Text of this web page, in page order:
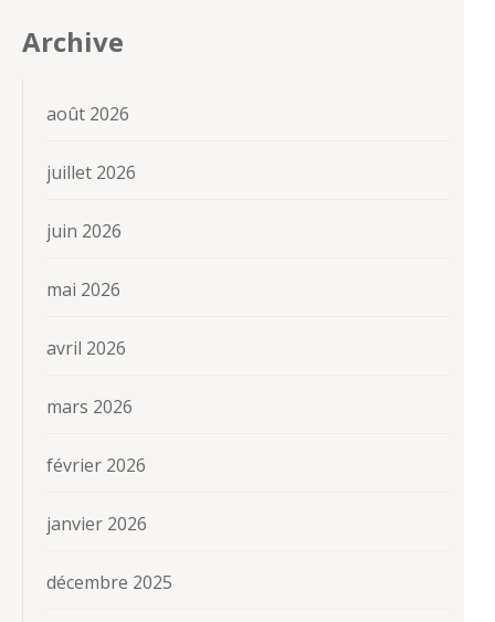
Archive
août 2026
juillet 2026
juin 2026
mai 2026
avril 2026
mars 2026
février 2026
janvier 2026
décembre 2025